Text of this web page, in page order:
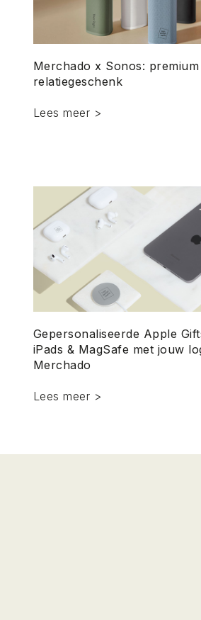
Merchado x Sonos: premium
relatiegeschenk
Lees meer >
Gepersonaliseerde Apple
iPads & MagSafe met jouw
Merchado
Lees meer >